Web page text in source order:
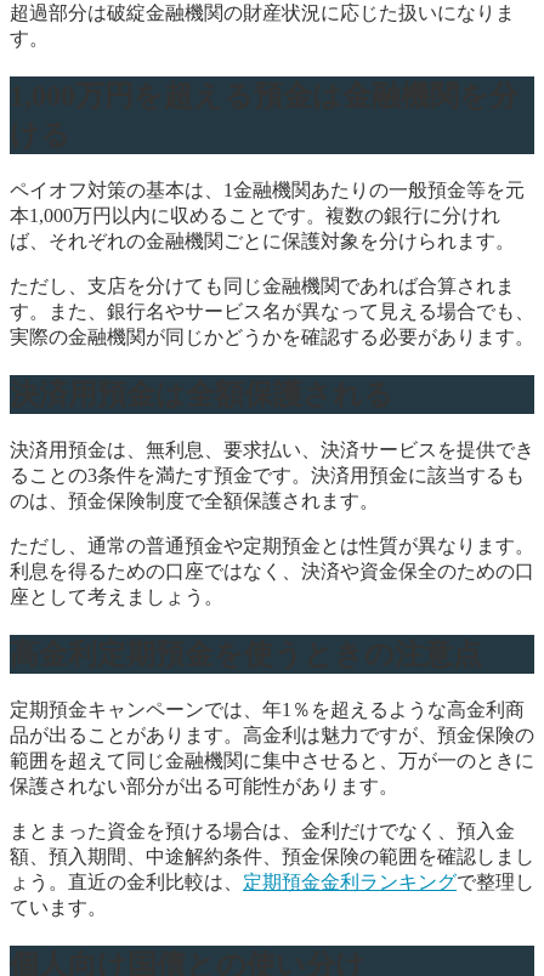
超過部分は破綻金融機関の財産状況に応じた扱いになりま
す。
ペイオフ対策の基本は、1金融機関あたりの一般預金等を元
本1,000万円以内に収めることです。複数の銀行に分けれ
ば、それぞれの金融機関ごとに保護対象を分けられます。
ただし、支店を分けても同じ金融機関であれば合算されま
す。また、銀行名やサービス名が異なって見える場合でも、
実際の金融機関が同じかどうかを確認する必要があります。
決済用預金は、無利息、要求払い、決済サービスを提供でき
ることの3条件を満たす預金です。決済用預金に該当するも
のは、預金保険制度で全額保護されます。
ただし、通常の普通預金や定期預金とは性質が異なります。
利息を得るための口座ではなく、決済や資金保全のための口
座として考えましょう。
定期預金キャンペーンでは、年1％を超えるような高金利商
品が出ることがあります。高金利は魅力ですが、預金保険の
範囲を超えて同じ金融機関に集中させると、万が一のときに
保護されない部分が出る可能性があります。
まとまった資金を預ける場合は、金利だけでなく、預入金
額、預入期間、中途解約条件、預金保険の範囲を確認しまし
ょう。直近の金利比較は、 定期預金金利ランキングで整理し
ています。